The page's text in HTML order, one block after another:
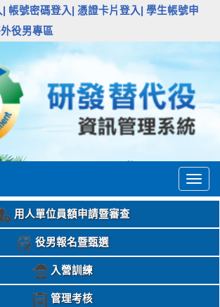
帳號密碼登入| 憑證卡片登入|
學生帳號申
役男專區
用人單位員額申請暨審查
役男報名暨甄選
入營訓練
管理考核